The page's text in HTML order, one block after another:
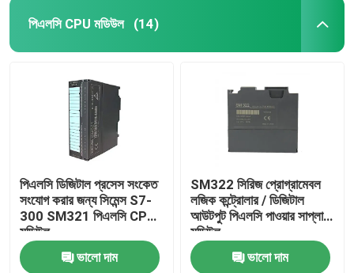
পিএলসি CPU মডিউল (14)
পিএলসি ডিজিটাল প্রসেস সংকেত
সংযোগ করার জন্য সিমেন্স S7-
300 SM321 পিএলসি CPU
মডিউল
ভালো দাম
SM322 সিরিজ প্রোগ্রামেবল
লজিক কন্ট্রোলার / ডিজিটাল
আউটপুট পিএলসি পাওয়ার সাপ্লাই
মডিউল
ভালো দাম